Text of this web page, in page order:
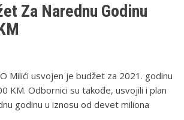
Za Narednu Godinu
Milići usvojen je budžet za 2021. godinu
KM. Odbornici su takođe, usvojili i plan
godinu u iznosu od devet miliona